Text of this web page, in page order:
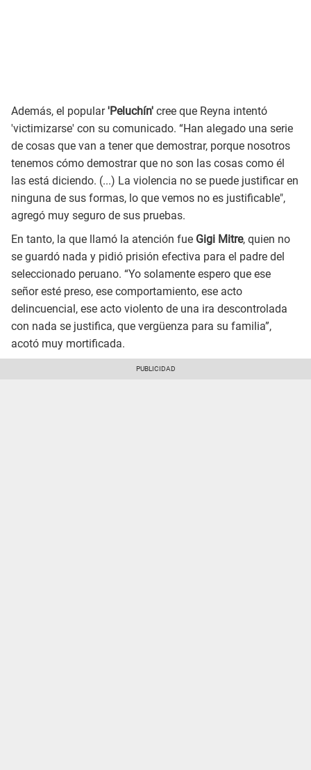
Además, el popular'Peluchín' cree que Reyna intentó
'victimizarse' con su comunicado. “Han alegado una serie
de cosas que van a tener que demostrar, porque nosotros
tenemos cómo demostrar que no son las cosas como él
las está diciendo. (...) La violencia no se puede justificar en
ninguna de sus formas, lo que vemos no es justificable",
agregó muy seguro de sus pruebas.
En tanto, la que llamó la atención fue Gigi Mitre, quien no
se guardó nada y pidió prisión efectiva para el padre del
seleccionado peruano. “Yo solamente espero que ese
señor esté preso, ese comportamiento, ese acto
delincuencial, ese acto violento de una ira descontrolada
con nada se justifica, que vergüenza para su familia”,
acotó muy mortificada.